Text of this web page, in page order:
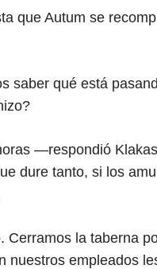
que Autum se
saber qué está
—respondió
dure tanto, si los
la taberna
nuestros empleados